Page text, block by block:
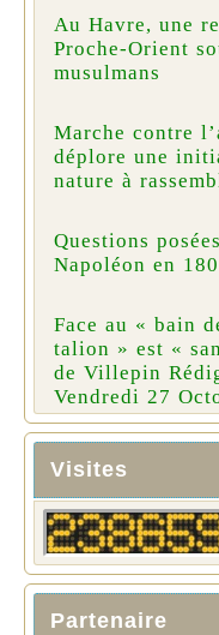
Au Havre, une
Proche-Orient
musulmans
Marche contre
déplore une
nature à
Questions
Napoléon en
Face au « bain
talion » est «
de Villepin
Vendredi 27
Visites
Partenaire